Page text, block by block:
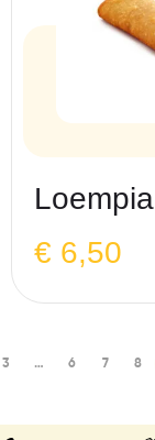
Loempia
€ 6,50
3 … 6 7 8